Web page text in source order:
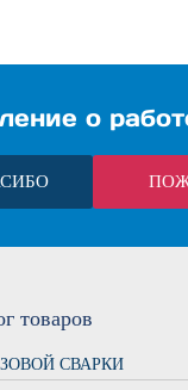
о
товаров
СВАРКИ